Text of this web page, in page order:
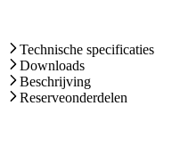
Technische specificaties
Downloads
Beschrijving
Reserveonderdelen